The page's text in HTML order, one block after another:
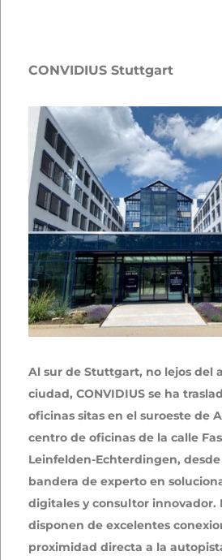
CONVIDIUS Stuttgart
Al sur de Stuttgart, no lejos del
ciudad, CONVIDIUS se ha
oficinas sitas en el suroeste de
centro de oficinas de la calle
Leinfelden-Echterdingen,
bandera de experto en
digitales y consultor innovador.
disponen de excelentes
proximidad directa a la